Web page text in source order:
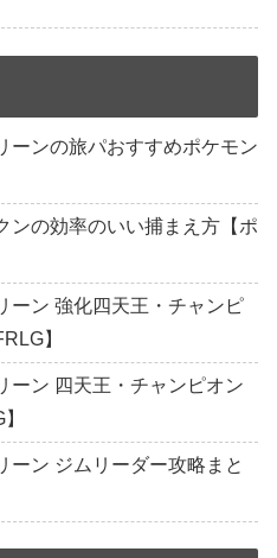
ーンの旅パおすすめポケモン
ンの効率のいい捕まえ方【ポ
ーン 強化四天王・チャンピ
】
ーン 四天王・チャンピオン
ーン ジムリーダー攻略まと